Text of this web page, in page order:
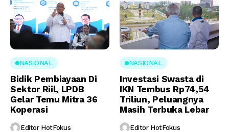
NASIONAL
Bidik Pembiayaan Di
Sektor Riil, LPDB
Gelar Temu Mitra 36
Koperasi
Editor HotFokus
NASIONAL
Investasi Swasta di
IKN Tembus Rp74,54
Triliun, Peluangnya
Masih Terbuka Lebar
Editor HotFokus